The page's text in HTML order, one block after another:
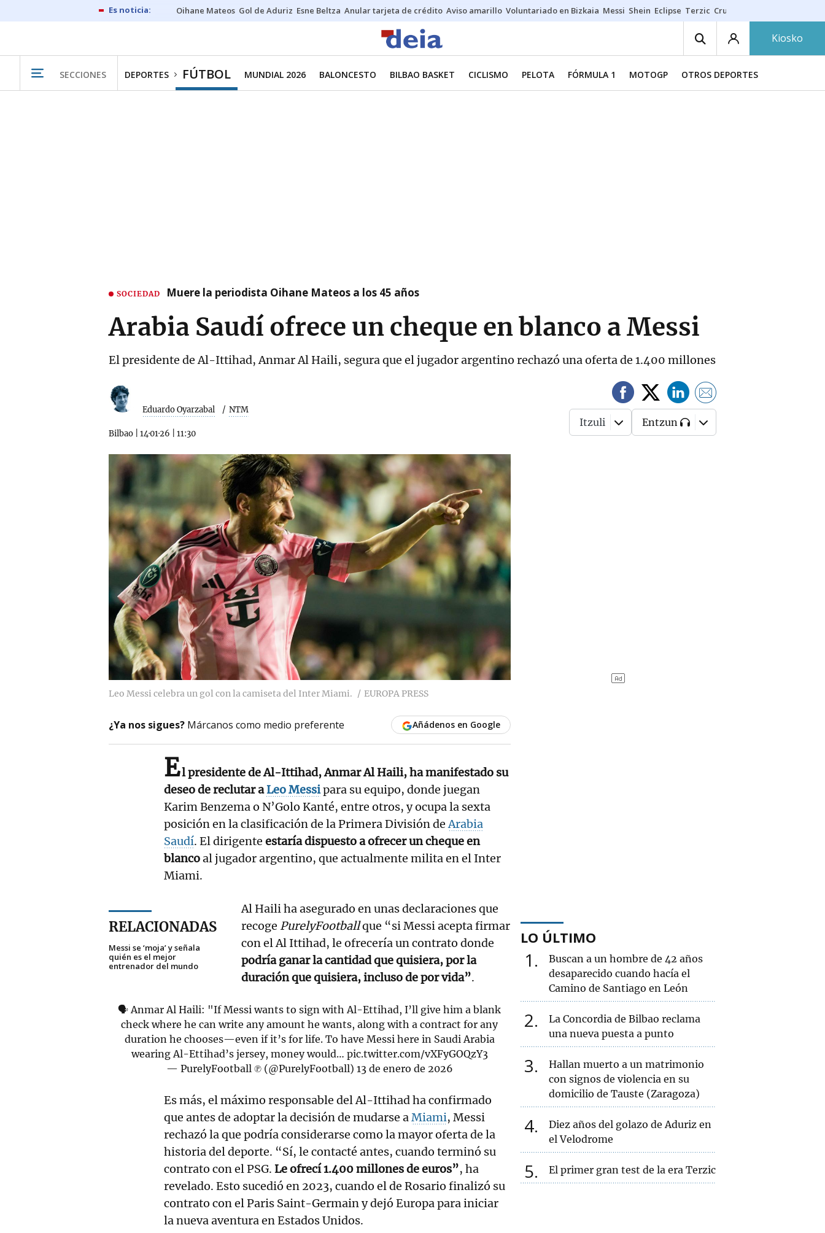
Oihane Mateos Gol de Aduriz Esne Beltza Anular tarjeta de crédito Aviso amarillo Voluntariado en Bizkaia Messi Shein Eclipse Terzic Cruz Gorbeia
Kiosko
SECCIONES DEPORTES FÚTBOL MUNDIAL 2026 BALONCESTO BILBAO BASKET CICLISMO PELOTA FÓRMULA 1 MOTOGP OTROS DEPORTES
SOCIEDAD Muere la periodista Oihane Mateos a los 45 años
Arabia Saudí ofrece un cheque en blanco a Messi
El presidente de Al-Ittihad, Anmar Al Haili, segura que el jugador argentino rechazó una oferta de 1.400 millones
Eduardo Oyarzabal NTM
Bilbao 14·01·26 11:30
Itzuli Entzun
Leo Messi celebra un gol con la camiseta del Inter Miami. EUROPA PRESS
¿Ya nos sigues? Márcanos como medio preferente Añádenos en Google
El presidente de Al-Ittihad, Anmar Al Haili, ha manifestado su
deseo de reclutar aLeo Messipara su equipo, donde juegan
Karim Benzema o N’Golo Kanté, entre otros, y ocupa la sexta
posición en la clasificación de la Primera División deArabia
Saudí. El dirigente estaría dispuesto a ofrecer un cheque en
blancoal jugador argentino, que actualmente milita en el Inter
Miami.
RELACIONADAS
Messi se ‘moja’ y señala
quién es el mejor
entrenador del mundo
Al Haili ha asegurado en unas declaraciones que
recoge PurelyFootballque “si Messi acepta firmar
con el Al Ittihad, le ofrecería un contrato donde
podría ganar la cantidad que quisiera, por la
duración que quisiera, incluso de por vida”.
🗣️ Anmar Al Haili: "If Messi wants to sign with Al-Ettihad, I’ll give him a blank
check where he can write any amount he wants, along with a contract for any
duration he chooses—even if it’s for life. To have Messi here in Saudi Arabia
wearing Al-Ettihad’s jersey, money would… pic.twitter.com/vXFyGOQzY3
— PurelyFootball ℗ (@PurelyFootball) 13 de enero de 2026
Es más, el máximo responsable del Al-Ittihad ha confirmado
que antes de adoptar la decisión de mudarse aMiami, Messi
rechazó la que podría considerarse como la mayor oferta de la
historia del deporte. “Sí, le contacté antes, cuando terminó su
contrato con el PSG. Le ofrecí 1.400 millones de euros”, ha
revelado. Esto sucedió en 2023, cuando el de Rosario finalizó su
contrato con el Paris Saint-Germain y dejó Europa para iniciar
la nueva aventura en Estados Unidos.
LO ÚLTIMO
1
Buscan a un hombre de 42 años
desaparecido cuando hacía el
Camino de Santiago en León
2
La Concordia de Bilbao reclama
una nueva puesta a punto
3
Hallan muerto a un matrimonio
con signos de violencia en su
domicilio de Tauste (Zaragoza)
4
Diez años del golazo de Aduriz en
el Velodrome
5 El primer gran test de la era Terzic